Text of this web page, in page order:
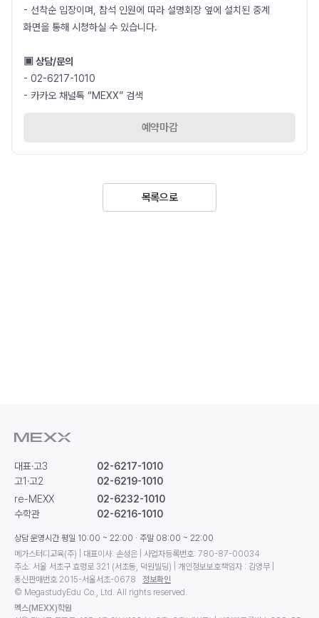
- 선착순 입장이며, 참석 인원에 따라 설명회장 옆에 설치된 중계
화면을 통해 시청하실 수 있습니다.
▣ 상담/문의
- 02-6217-1010
- 카카오 채널톡 “MEXX” 검색
예약마감
목록으로
대표·고3
02-6217-1010
고1·고2
02-6219-1010
re-MEXX
02-6232-1010
수학관
02-6216-1010
상담 운영시간 평일 10:00 ~ 22:00 · 주말 08:00 ~ 22:00
메가스터디교육(주) | 대표이사: 손성은 | 사업자등록번호: 780-87-00034
주소: 서울 서초구 효령로 321 (서초동, 덕원빌딩) | 개인정보보호책임자 : 김영무 |
통신판매번호 2015-서울서초-0678 정보확인
© MegastudyEdu Co., Ltd. All rights reserved.
멕스(MEXX)학원